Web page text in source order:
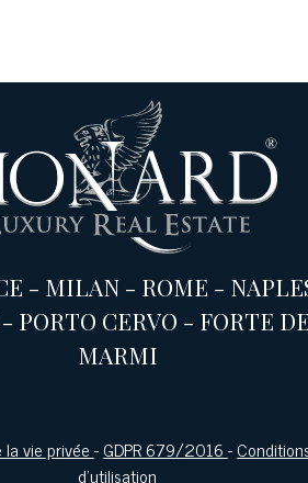
- MILAN- ROME -
- PORTO CERVO - FORTE
MARMI
vie privée-GDPR 679/2016-
d'utilisation